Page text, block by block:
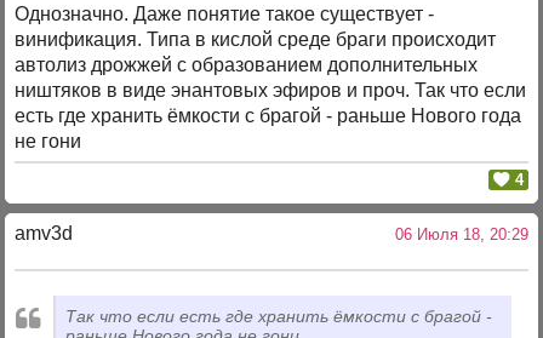
Однозначно. Даже понятие такое существует -
винификация. Типа в кислой среде браги происходит
автолиз дрожжей с образованием дополнительных
ништяков в виде энантовых эфиров и проч. Так что если
есть где хранить ёмкости с брагой - раньше Нового года
не гони
4
amv3d 06 Июля 18, 20:29
Так что если есть где хранить ёмкости с брагой -